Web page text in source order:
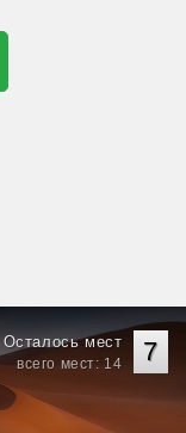
7
Осталось мест
всего мест: 14